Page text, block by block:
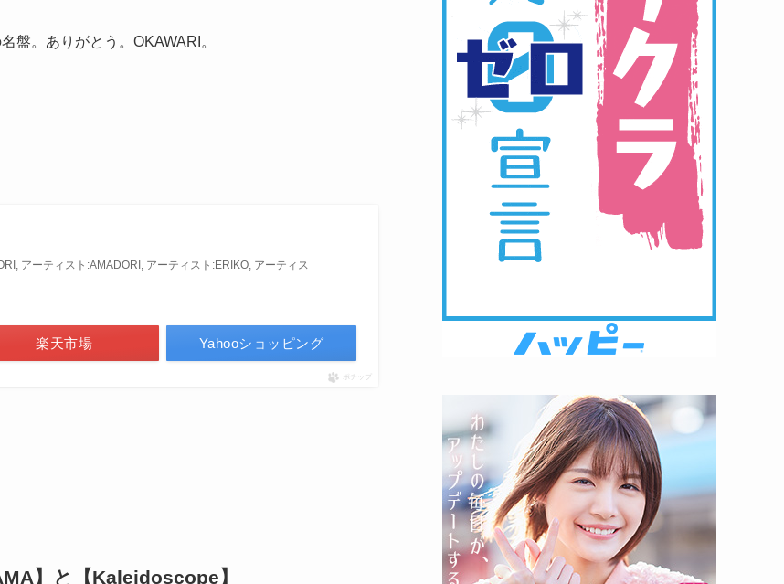
盤。ありがとう。OKAWARI。
アーティスト:AMADORI, アーティスト:ERIKO, アーティス
楽天市場 Yahooショッピング
ポチップ
】と【Kaleidoscope】